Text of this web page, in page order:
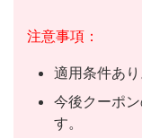
注意事項：
適用条件あり
今後クーポ
す。